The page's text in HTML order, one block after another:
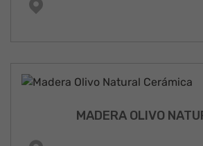
MADERA OLIVO